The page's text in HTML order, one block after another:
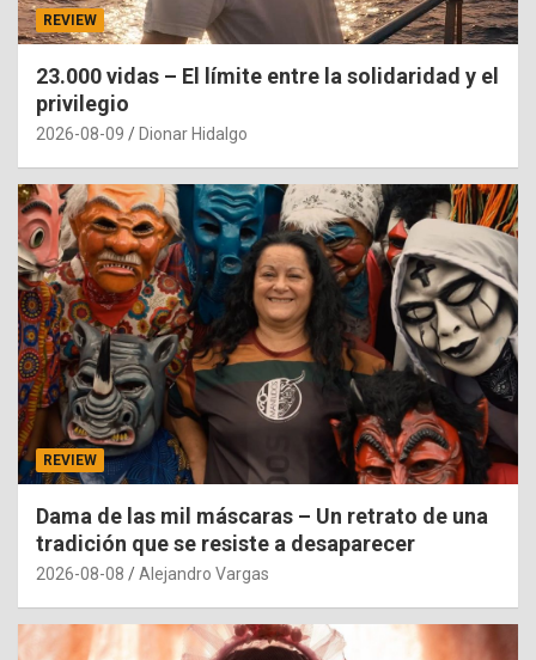
REVIEW
23.000 vidas – El límite entre la solidaridad y el
privilegio
2026-08-09 Dionar Hidalgo
REVIEW
Dama de las mil máscaras – Un retrato de una
tradición que se resiste a desaparecer
2026-08-08 Alejandro Vargas